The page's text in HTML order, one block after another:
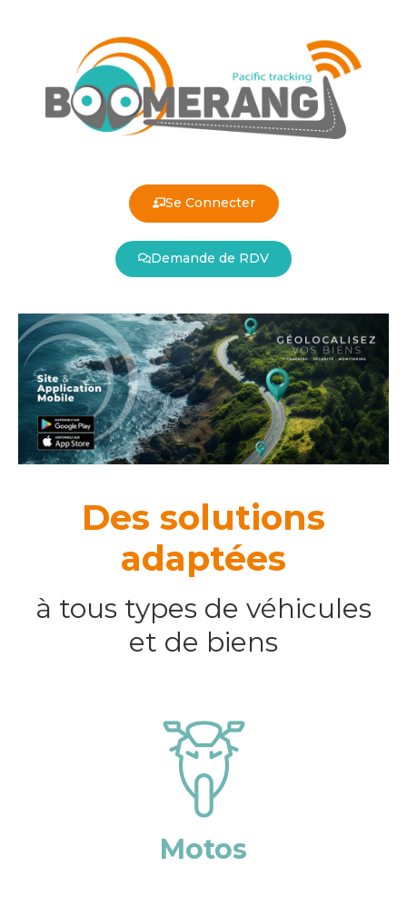
Demande de RDV
Se Connecter
Des solutions
adaptées
à tous types de véhicules
et de biens
Motos